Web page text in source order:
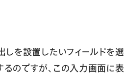
しを設置したいフィールドを選
るのですが、この入力画面に表